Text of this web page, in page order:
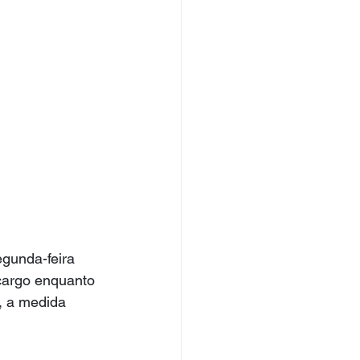
feira
enquanto
a medida